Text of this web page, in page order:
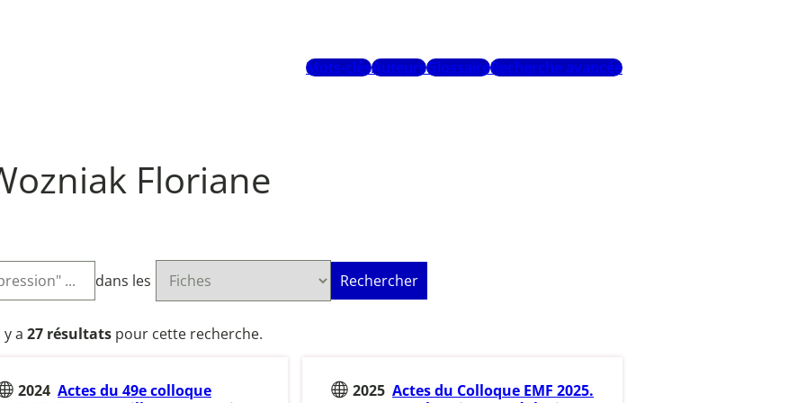
Mots-clésAuteursGlossaireRecherche avancée
Floriane
dans les Rechercher
y a 27 résultatspour cette recherche.
2024 Actes du 49e colloque
2025 Actes du Colloque EMF 2025.